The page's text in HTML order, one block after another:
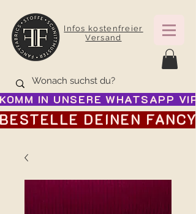
Infos kostenfreier
Versand
KOMM IN UNSERE WHATSAPP
BESTELLE DEINEN